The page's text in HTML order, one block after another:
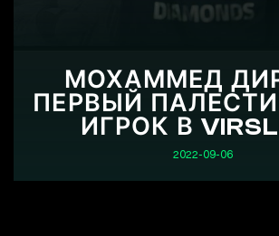
МОХАММЕД
ПЕРВЫЙ
ИГРОК В
2022-09-06